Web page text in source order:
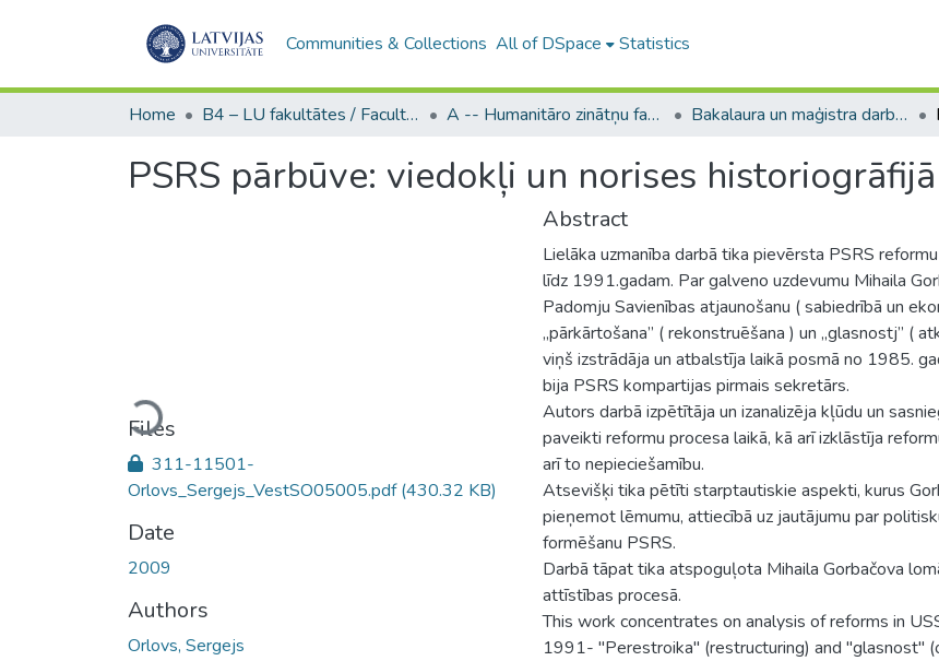
Communities & Collections All of DSpace Statistics
Home B4 – LU fakultātes / Faculties of the UL A -- Humanitāro zinātņu fakultāte / Faculty of Humanities Bakalaura un maģistra darbi (HZF) / Bachelor's and Master's theses
PSRS pārbūve: viedokļi un norises historiogrāfijā
Loading...
Files
311-11501-
Orlovs_Sergejs_VestSO05005.pdf(430.32 KB)
Date
2009
Authors
Orlovs, Sergejs
Abstract
Lielāka uzmanība darbā tika pievērsta PSRS
līdz 1991.gadam. Par galveno uzdevumu Mihaila
Padomju Savienības atjaunošanu ( sabiedrībā un
„pārkārtošana” ( rekonstruēšana ) un „glasnostj” (
viņš izstrādāja un atbalstīja laikā posmā no 1985.
bija PSRS kompartijas pirmais sekretārs.
Autors darbā izpētītāja un izanalizēja kļūdu un
paveikti reformu procesa laikā, kā arī izklāstīja
arī to nepieciešamību.
Atsevišķi tika pētīti starptautiskie aspekti, kurus
pieņemot lēmumu, attiecībā uz jautājumu par
formēšanu PSRS.
Darbā tāpat tika atspoguļota Mihaila Gorbačova
attīstības procesā.
This work concentrates on analysis of reforms in
1991- "Perestroika" (restructuring) and "glasnost"